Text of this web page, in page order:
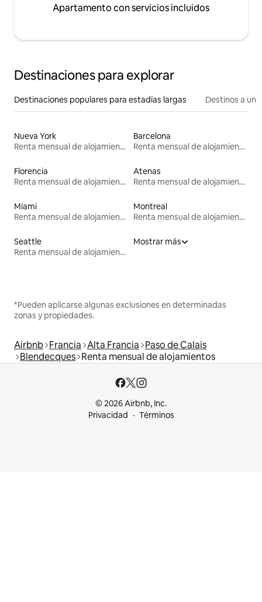
Apartamento con servicios incluidos
Destinaciones para explorar
Destinaciones populares para estadías largas Destinos a un
Nueva York
Renta mensual de alojamientos
Barcelona
Renta mensual de alojamientos
Florencia
Renta mensual de alojamientos
Atenas
Renta mensual de alojamientos
Miami
Renta mensual de alojamientos
Montreal
Renta mensual de alojamientos
Seattle
Renta mensual de alojamientos
Mostrar más
*Pueden aplicarse algunas exclusiones en determinadas
zonas y propiedades.
Airbnb Francia Alta Francia Paso de Calais
Blendecques Renta mensual de alojamientos
© 2026 Airbnb, Inc.
Privacidad
Términos